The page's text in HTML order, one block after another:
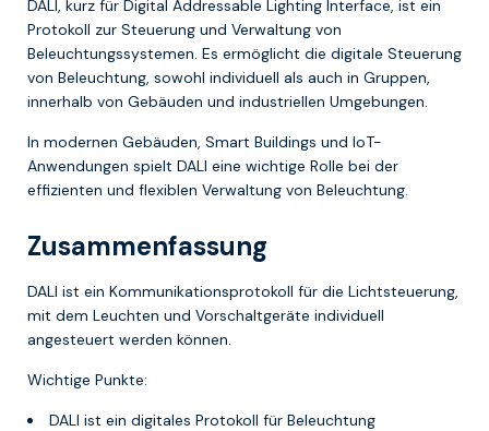
DALI, kurz für Digital Addressable Lighting Interface, ist ein
Protokoll zur Steuerung und Verwaltung von
Beleuchtungssystemen. Es ermöglicht die digitale Steuerung
von Beleuchtung, sowohl individuell als auch in Gruppen,
innerhalb von Gebäuden und industriellen Umgebungen.
In modernen Gebäuden, Smart Buildings und IoT-
Anwendungen spielt DALI eine wichtige Rolle bei der
effizienten und flexiblen Verwaltung von Beleuchtung.
Zusammenfassung
DALI ist ein Kommunikationsprotokoll für die Lichtsteuerung,
mit dem Leuchten und Vorschaltgeräte individuell
angesteuert werden können.
Wichtige Punkte:
DALI ist ein digitales Protokoll für Beleuchtung